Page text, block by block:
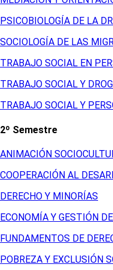
PSICOBIOLOGÍA DE LA
SOCIOLOGÍA DE LAS
TRABAJO SOCIAL EN
TRABAJO SOCIAL Y
TRABAJO SOCIAL Y
2º Semestre
ANIMACIÓN
COOPERACIÓN AL
DERECHO Y MINORÍAS
ECONOMÍA Y GESTIÓN
FUNDAMENTOS DE
POBREZA Y EXCLUSIÓN